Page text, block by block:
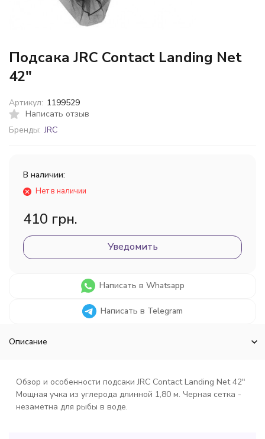
Подсака JRC Contact Landing Net
42"
Написать отзыв
Бренды: JRC
Артикул: 1199529
В наличии:
Нет в наличии
410 грн.
Уведомить
Написать в Whatsapp
Написать в Telegram
Описание
Обзор и особенности подсаки JRC Contact Landing Net 42"
Мощная учка из углерода длинной 1,80 м. Черная сетка -
незаметна для рыбы в воде.